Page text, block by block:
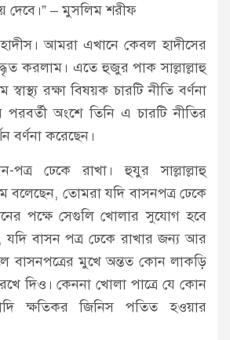
দেবে।” – মুসলিম শরীফ
আমরা এখানে কেবল হাদীসের
করলাম। এতে হুজুর পাক সাল্লাল্লাহু
রক্ষা বিষয়ক চারটি নীতি বর্ণনা
পরবর্তী অংশে তিনি এ চারটি নীতির
বর্ণনা করেছেন।
পত্র ঢেকে রাখা। হুযুর সাল্লাল্লাহু
বলেছেন, তােমরা যদি বাসনপত্র ঢেকে
পক্ষে সেগুলি খােলার সুযােগ হবে
যদি বাসন পত্র ঢেকে রাখার জন্য আর
বাসনপত্রের মুখে অন্তত কোন লাকড়ি
দিও। কেননা খােলা পাত্রে যে কোন
ক্ষতিকর জিনিস পতিত হওয়ার